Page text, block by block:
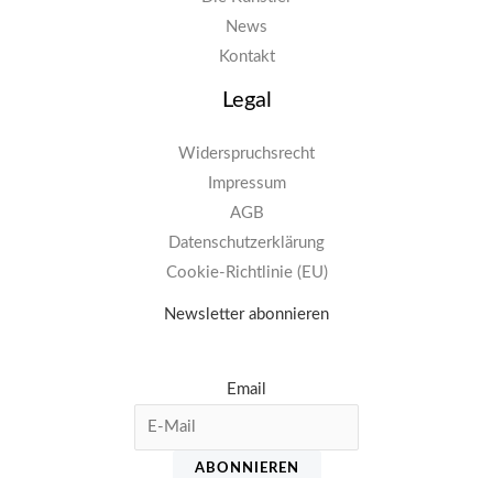
News
Kontakt
Legal
Widerspruchsrecht
Impressum
AGB
Datenschutzerklärung
Cookie-Richtlinie (EU)
Newsletter abonnieren
Email
ABONNIEREN